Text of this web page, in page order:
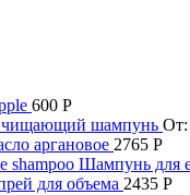
600 Р
шампунь От:
аргановое 2765 Р
shampoo Шампунь для
для объема 2435 Р